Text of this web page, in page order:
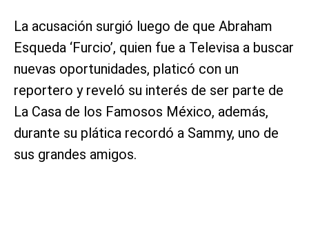
La acusación surgió luego de que Abraham
Esqueda ‘Furcio’, quien fue a Televisa a buscar
nuevas oportunidades, platicó con un
reportero y reveló su interés de ser parte de
La Casa de los Famosos México, además,
durante su plática recordó a Sammy, uno de
sus grandes amigos.